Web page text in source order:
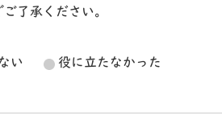
了承ください。
い 役に立たなかった